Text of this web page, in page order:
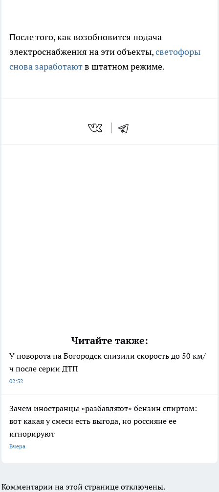
После того, как возобновится подача
электроснабжения на эти объекты,светофоры
снова заработаютв штатном режиме.
Читайте также:
У поворота на Богородск снизили скорость до 50 км/
ч после серии ДТП
02:52
Зачем иностранцы «разбавляют» бензин спиртом:
вот какая у смеси есть выгода, но россияне ее
игнорируют
Вчера
Комментарии на этой странице отключены.